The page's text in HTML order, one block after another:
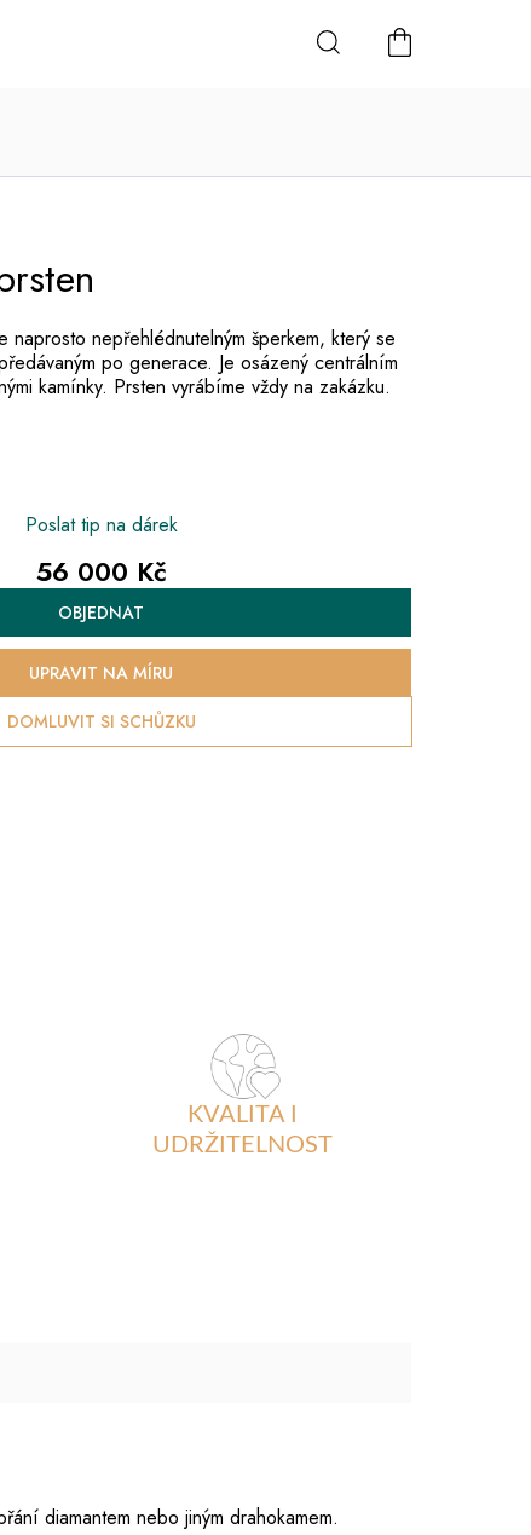
NÁKUPNÍ
naprosto nepřehlédnutelným šperkem, který se
po generace. Je osázený centrálním
kamínky. Prsten vyrábíme vždy na zakázku.
Poslat tip na dárek
56 000 Kč
Měrná
cena:
OBJEDNAT
DOMLUVIT SI SCHŮZKU
UPRAVIT NA MÍRU
KVALITA I
UDRŽITELNOST
diamantem nebo jiným drahokamem.